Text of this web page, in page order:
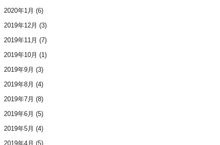
2020年1月 (6)
2019年12月 (3)
2019年11月 (7)
2019年10月 (1)
2019年9月 (3)
2019年8月 (4)
2019年7月 (8)
2019年6月 (5)
2019年5月 (4)
2019年4月 (5)